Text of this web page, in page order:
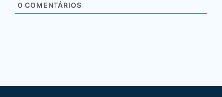
0 COMENTÁRIOS